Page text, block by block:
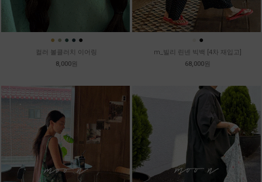
● ● ● ● ●
컬러 볼클러치 이어링
8,000원
●
m_빌리 린넨 빅백 [4차 재입고]
68,000원